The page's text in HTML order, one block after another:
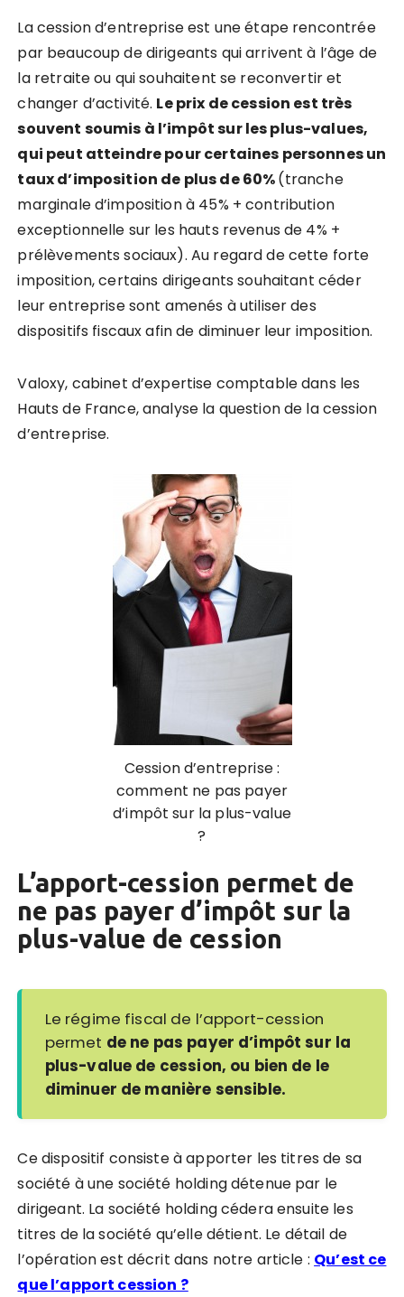
La cession d’entreprise est une étape rencontrée
par beaucoup de dirigeants qui arrivent à l’âge de
la retraite ou qui souhaitent se reconvertir et
changer d’activité. Le prix de cession est très
souvent soumis à l’impôt sur les plus-values,
qui peut atteindre pour certaines personnes un
taux d’imposition de plus de 60%(tranche
marginale d’imposition à 45% + contribution
exceptionnelle sur les hauts revenus de 4% +
prélèvements sociaux). Au regard de cette forte
imposition, certains dirigeants souhaitant céder
leur entreprise sont amenés à utiliser des
dispositifs fiscaux afin de diminuer leur imposition.
Valoxy, cabinet d’expertise comptable dans les
Hauts de France, analyse la question de la cession
d’entreprise.
Cession d’entreprise :
comment ne pas payer
d’impôt sur la plus-value
?
L’apport-cession permet de
ne pas payer d’impôt sur la
plus-value de cession
Le régime fiscal de l’apport-cession
permet de ne pas payer d’impôt sur la
plus-value de cession, ou bien de le
diminuer de manière sensible.
Ce dispositif consiste à apporter les titres de sa
société à une société holding détenue par le
dirigeant. La société holding cédera ensuite les
titres de la société qu’elle détient. Le détail de
l’opération est décrit dans notre article : Qu’est ce
que l’apport cession ?